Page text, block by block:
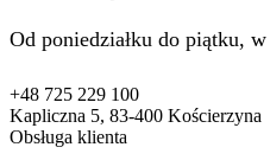
Od poniedziałku do piątku,
+48 725 229 100
Kapliczna 5, 83-400 Kościerzyna
Obsługa klienta